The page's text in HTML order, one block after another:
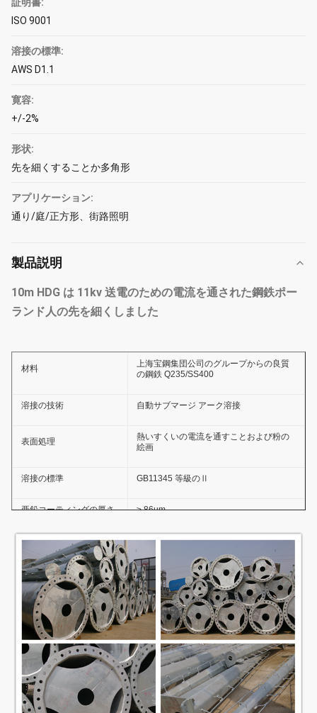
ISO 9001
溶接の標準:
AWS D1.1
寛容:
+/-2%
形状:
先を細くすることか多角形
アプリケーション:
通り/庭/正方形、街路照明
製品説明
10m HDG は 11kv 送電のための電流を通された鋼鉄ポー
ランド人の先を細くしました
材料
上海宝鋼集団公司のグループからの良質
の鋼鉄 Q235/SS400
溶接の技術 自動サブマージ アーク溶接
表面処理
熱いすくいの電流を通すことおよび粉の
絵画
溶接の標準 GB11345 等級のⅡ
亜鉛コーティングの厚さ ≥ 86um
亜鉛コーティングの粘着
反風容量 36.9m/s
反腐食の寿命 ≥20 年
コーティングの層
厚さ ≥100um
粘着力 GB9286-880
硬度 ≥2H